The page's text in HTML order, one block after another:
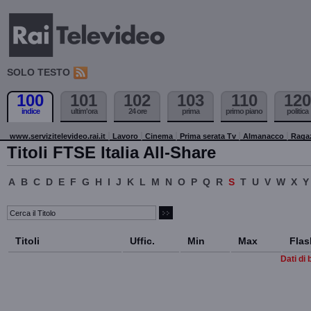
SOLO TESTO
100
indice
101
ultim'ora
102
24 ore
103
prima
110
primo piano
120
politica
www.servizitelevideo.rai.it Lavoro Cinema Prima serata Tv Almanacco
Titoli FTSE Italia All-Share
A B C D E F G H I J K L M N O P Q R S T U V W X Y
Titoli Uffic. Min Max
Dati di